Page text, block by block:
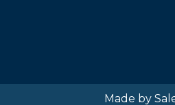
Made by